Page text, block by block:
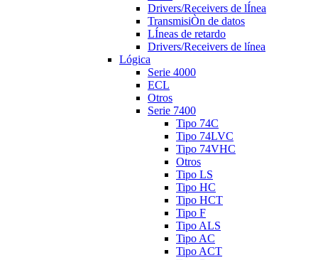
Drivers/Receivers de lÍnea
TransmisiÒn de datos
LÍneas de retardo
Drivers/Receivers de línea
Lógica
Serie 4000
ECL
Otros
Serie 7400
Tipo 74C
Tipo 74LVC
Tipo 74VHC
Otros
Tipo LS
Tipo HC
Tipo HCT
Tipo F
Tipo ALS
Tipo AC
Tipo ACT